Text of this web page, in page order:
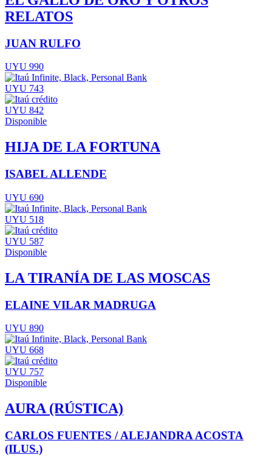
RELATOS
JUAN RULFO
UYU 990
UYU 743
UYU 842
Disponible
HIJA DE LA FORTUNA
ISABEL ALLENDE
UYU 690
UYU 518
UYU 587
Disponible
LA TIRANÍA DE LAS MOSCAS
ELAINE VILAR MADRUGA
UYU 890
UYU 668
UYU 757
Disponible
AURA (RÚSTICA)
CARLOS FUENTES / ALEJANDRA ACOSTA
(ILUS.)